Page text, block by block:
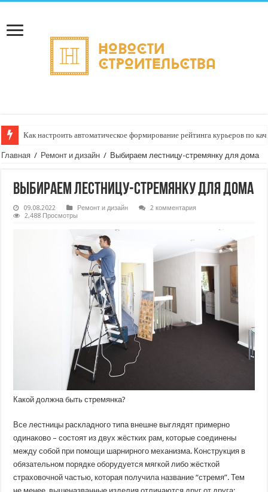
Как настроить автоматическое формирование рейтинга курьеров по
Главная / Ремонт и дизайн / Выбираем лестницу-стремянку для дома
Выбираем лестницу-стремянку для дома
09.08.2022 Ремонт и дизайн
2 комментария
2,488 Просмотры
Какой должна быть стремянка?
Все лестницы раскладного типа внешне выглядят примерно
одинаково – состоят из двух жёстких рам, которые соединены
между собой при помощи шарнирного механизма. Конструкция в
обязательном порядке оборудуется мягкой либо жёсткой
страховочной частью, которая получила название “стремя”. Тем